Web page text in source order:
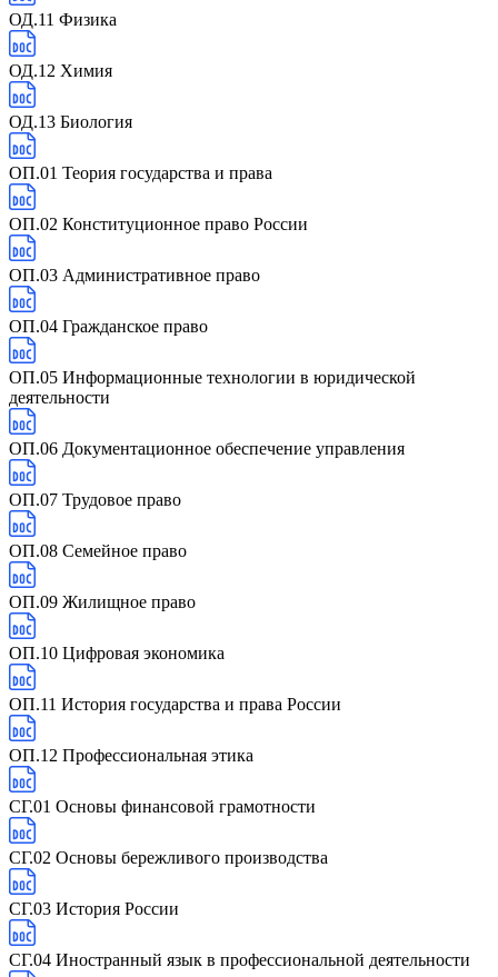
ОД.11 Физика
ОД.12 Химия
ОД.13 Биология
ОП.01 Теория государства и права
ОП.02 Конституционное право России
ОП.03 Административное право
ОП.04 Гражданское право
ОП.05 Информационные технологии в юридической
деятельности
ОП.06 Документационное обеспечение управления
ОП.07 Трудовое право
ОП.08 Семейное право
ОП.09 Жилищное право
ОП.10 Цифровая экономика
ОП.11 История государства и права России
ОП.12 Профессиональная этика
СГ.01 Основы финансовой грамотности
СГ.02 Основы бережливого производства
СГ.03 История России
СГ.04 Иностранный язык в профессиональной деятельности